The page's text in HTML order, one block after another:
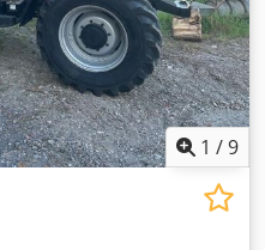
1 /9